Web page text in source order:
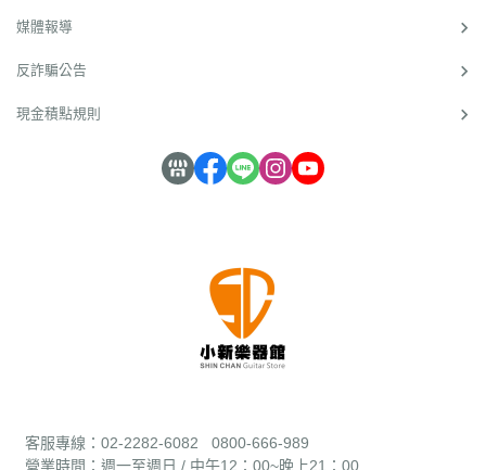
客服專線：02-2282-6082 0800-666-989
營業時間：週一至週日 / 中午12：00~晚上21：00
媒體報導
反詐騙公告
現金積點規則